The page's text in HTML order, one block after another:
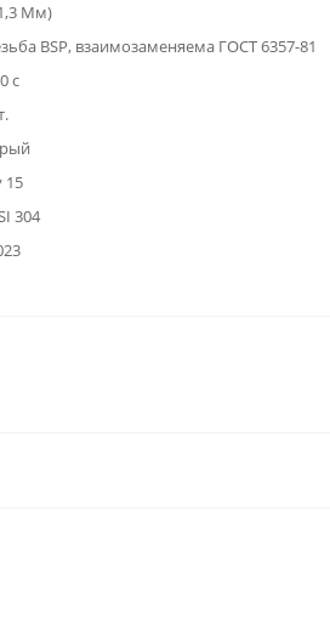
Мм)
BSP, взаимозаменяема ГОСТ 6357-81
с
15
304